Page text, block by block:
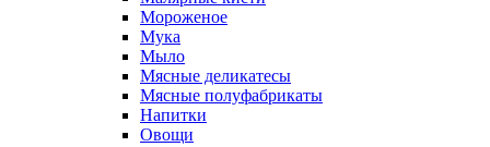
Мороженое
Мука
Мыло
Мясные деликатесы
Мясные полуфабрикаты
Напитки
Овощи